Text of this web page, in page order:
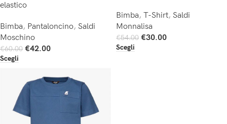
elastico
Bimba, Pantaloncino, Saldi
Moschino
€60.00 €42.00
Scegli
Bimba, T-Shirt, Saldi
Monnalisa
€54.00 €30.00
Scegli